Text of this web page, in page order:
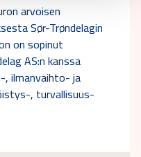
arvoisen
Sør-Trøndelagin
on sopinut
AS:n kanssa
ilmanvaihto- ja
, turvallisuus-